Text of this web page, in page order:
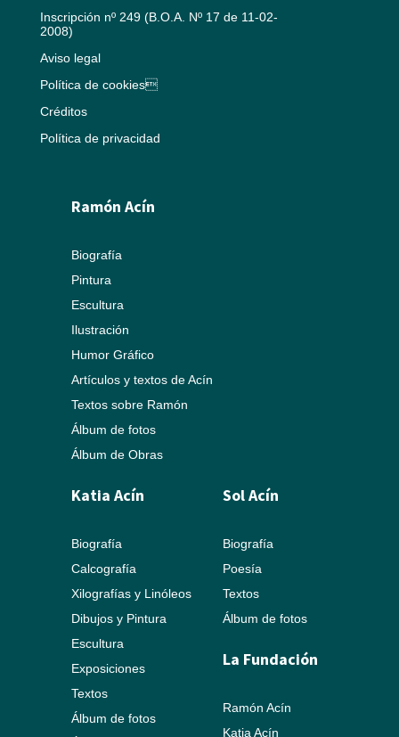
Inscripción nº 249 (B.O.A. Nº 17 de 11-02-
2008)
Aviso legal
Política de cookies
Créditos
Política de privacidad
Ramón Acín
Biografía
Pintura
Escultura
Ilustración
Humor Gráfico
Artículos y textos de Acín
Textos sobre Ramón
Álbum de fotos
Álbum de Obras
Katia Acín
Biografía
Calcografía
Xilografías y Linóleos
Dibujos y Pintura
Escultura
Exposiciones
Textos
Álbum de fotos
Sol Acín
Biografía
Poesía
Textos
Álbum de fotos
La Fundación
Ramón Acín
Katia Acín